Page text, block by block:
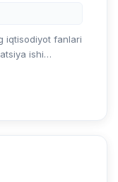
iqtisodiyot fanlari
ishi
ixtisosligi